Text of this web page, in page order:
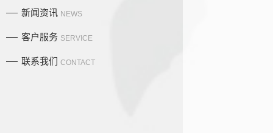
新闻资讯 NEWS
客户服务 SERVICE
联系我们 CONTACT